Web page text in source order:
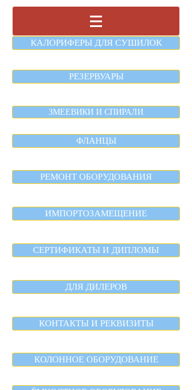
КАЛОРИФЕРЫ ДЛЯ СУШИЛОК
РЕЗЕРВУАРЫ
ЗМЕЕВИКИ И СПИРАЛИ
ФЛАНЦЫ
РЕМОНТ ОБОРУДОВАНИЯ
ИМПОРТОЗАМЕЩЕНИЕ
СЕРТИФИКАТЫ И ДИПЛОМЫ
ДЛЯ ДИЛЕРОВ
КОНТАКТЫ И РЕКВИЗИТЫ
КОЛОННОЕ ОБОРУДОВАНИЕ